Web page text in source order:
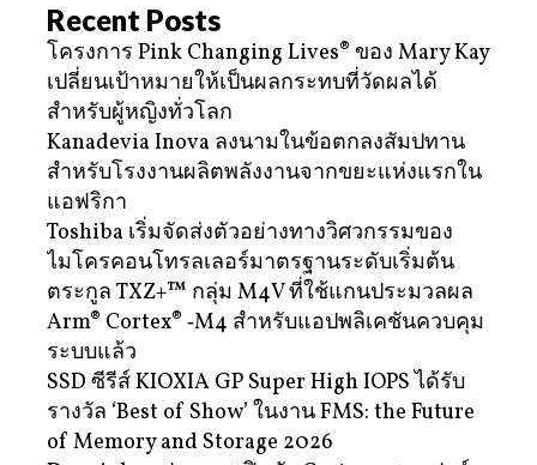
Recent Posts
โครงการ Pink Changing Lives® ของ Mary Kay
เปลี่ยนเป้าหมายให้เป็นผลกระทบที่วัดผลได้
สำหรับผู้หญิงทั่วโลก
Kanadevia Inova ลงนามในข้อตกลงสัมปทาน
สำหรับโรงงานผลิตพลังงานจากขยะแห่งแรกใน
แอฟริกา
Toshiba เริ่มจัดส่งตัวอย่างทางวิศวกรรมของ
ไมโครคอนโทรลเลอร์มาตรฐานระดับเริ่มต้น
ตระกูล TXZ+™ กลุ่ม M4V ที่ใช้แกนประมวลผล
Arm® Cortex® ‑M4 สำหรับแอปพลิเคชันควบคุม
ระบบแล้ว
SSD ซีรีส์ KIOXIA GP Super High IOPS ได้รับ
รางวัล ‘Best of Show’ ในงาน FMS: the Future
of Memory and Storage 2026